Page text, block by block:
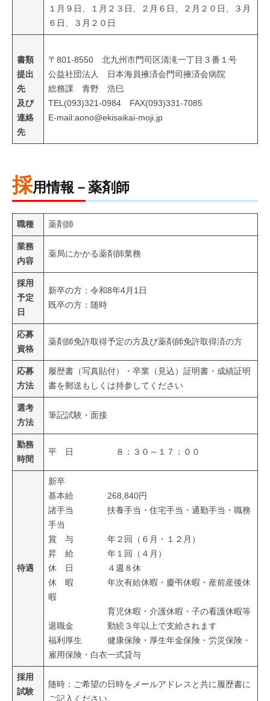
１月９日、１月２３日、２月６日、２月２０日、３月
６日、３月２０日
書類
提出
先
及び
連絡
先
〒801-8550 北九州市門司区清滝一丁目３番１号
公益社団法人 日本海員掖済会門司掖済会病院
総務課 青野 浩巳
TEL(093)321-0984 FAX(093)331-7085
E-mail:aono@ekisaikai-moji.jp
採用情報－薬剤師
職種 薬剤師
業務
内容
薬局にかかる薬剤師業務
採用
予定
日
新卒の方：令和8年4月1日
既卒の方：随時
応募
資格
薬剤師免許取得予定の方及び薬剤師免許取得済の方
応募
方法
履歴書（写真貼付）・卒業（見込）証明書・成績証明
書を郵送もしくは持参してください
選考
方法
筆記試験・面接
勤務
時間
平 日 ８：３０～１７：００
待遇
新卒
基本給 268,840円
諸手当 扶養手当・住宅手当・通勤手当・職務
手当
賞 与 年２回（６月・１２月）
昇 給 年１回（４月）
休 日 ４週８休
休 暇 年次有給休暇・慶弔休暇・産前産後休
暇
育児休暇・介護休暇・子の看護休暇等
退職金 勤続３年以上で支給されます
福利厚生 健康保険・厚生年金保険・労災保険・
雇用保険・白衣一式貸与
採用
試験
随時：ご希望の日時をメールアドレスと共に履歴書に
ご記入ください。